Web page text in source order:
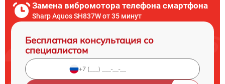
Замена вибромотора телефона смартфона
Sharp Aquos SH837W от 35 минут
Бесплатная консультация со
специалистом